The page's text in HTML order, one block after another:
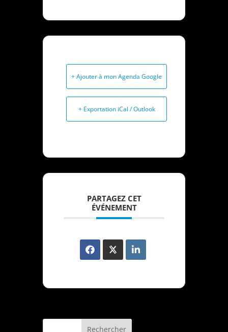
+ Ajouter à mon Agenda Google
+ Exportation iCal / Outlook
PARTAGEZ CET
ÉVÉNEMENT